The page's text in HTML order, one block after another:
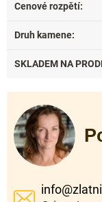
Cenové rozpětí:
Druh kamene:
SKLADEM NA
info@